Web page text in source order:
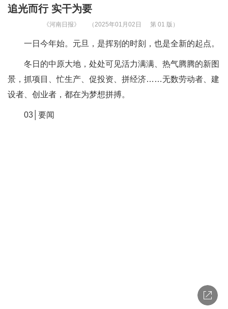
追光而行 实干为要
《河南日报》 （2025年01月02日 第 01 版）
一日今年始。元旦，是挥别的时刻，也是全新的起点。
冬日的中原大地，处处可见活力满满、热气腾腾的新图
景，抓项目、忙生产、促投资、拼经济……无数劳动者、建
设者、创业者，都在为梦想拼搏。
03│要闻